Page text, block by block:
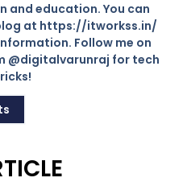
and education. You can
at https://itworkss.in/
Follow me on
@digitalvarunraj for tech